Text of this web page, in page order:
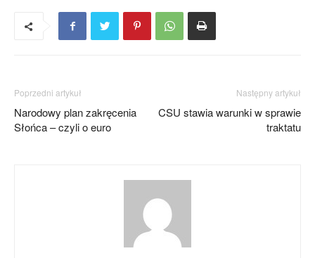
Poprzedni artykuł
Narodowy plan zakręcenia
Słońca – czyli o euro
Następny artykuł
CSU stawia warunki w sprawie
traktatu